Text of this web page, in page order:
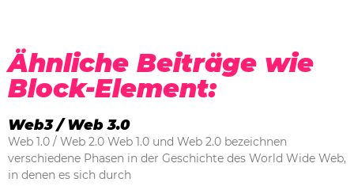
Ähnliche Beiträge wie
Block-Element:
Web3 / Web 3.0
Web 1.0 / Web 2.0 Web 1.0 und Web 2.0 bezeichnen
verschiedene Phasen in der Geschichte des World Wide Web,
in denen es sich durch